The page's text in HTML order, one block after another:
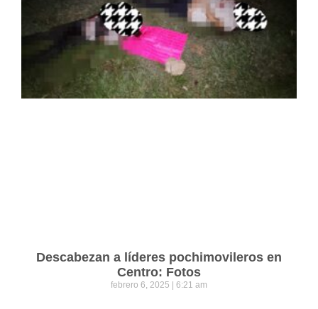
Descabezan a líderes pochimovileros en
Centro: Fotos
febrero 6, 2025 6:21 am